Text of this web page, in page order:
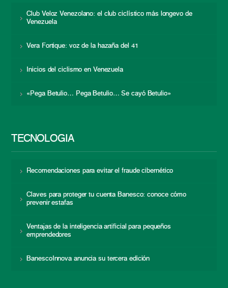
Club Veloz Venezolano: el club ciclístico más longevo de
Venezuela
Vera Fortique: voz de la hazaña del 41
Inicios del ciclismo en Venezuela
«Pega Betulio… Pega Betulio… Se cayó Betulio»
TECNOLOGÍA
Recomendaciones para evitar el fraude cibernético
Claves para proteger tu cuenta Banesco: conoce cómo
prevenir estafas
Ventajas de la inteligencia artificial para pequeños
emprendedores
BanescoInnova anuncia su tercera edición